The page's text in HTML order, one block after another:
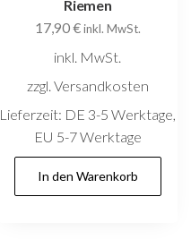
Riemen
17,90€ inkl. MwSt.
inkl. MwSt.
zzgl. Versandkosten
Lieferzeit: DE 3-5 Werktage,
EU 5-7 Werktage
In den Warenkorb